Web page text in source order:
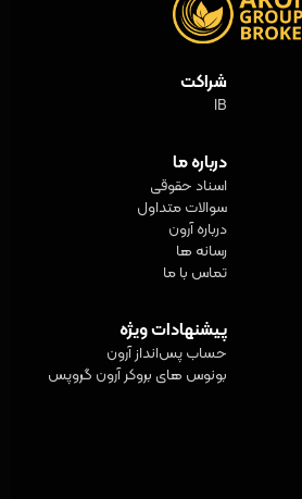
شراکت
IB
درباره ما
اسناد حقوقی
سوالات متداول
درباره آرون
رسانه ها
تماس با ما
پیشنهادات ویژه
حساب پس‌انداز آرون
بونوس های بروکر آرون گروپس